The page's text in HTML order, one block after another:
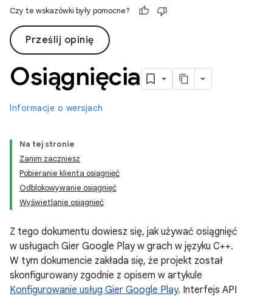
Czy te wskazówki były pomocne?
Prześlij opinię
Osiągnięcia
Informacje o wersjach
Na tej stronie
Zanim zaczniesz
Pobieranie klienta osiągnięć
Odblokowywanie osiągnięć
Wyświetlanie osiągnięć
Z tego dokumentu dowiesz się, jak używać osiągnięć
w usługach Gier Google Play w grach w języku C++.
W tym dokumencie zakłada się, że projekt został
skonfigurowany zgodnie z opisem w artykule
Konfigurowanie usług Gier Google Play. Interfejs API